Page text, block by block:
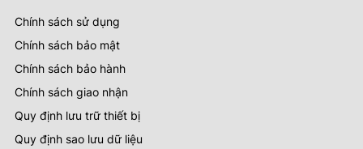
Chính sách sử dụng
Chính sách bảo mật
Chính sách bảo hành
Chính sách giao nhận
Quy định lưu trữ thiết bị
Quy định sao lưu dữ liệu